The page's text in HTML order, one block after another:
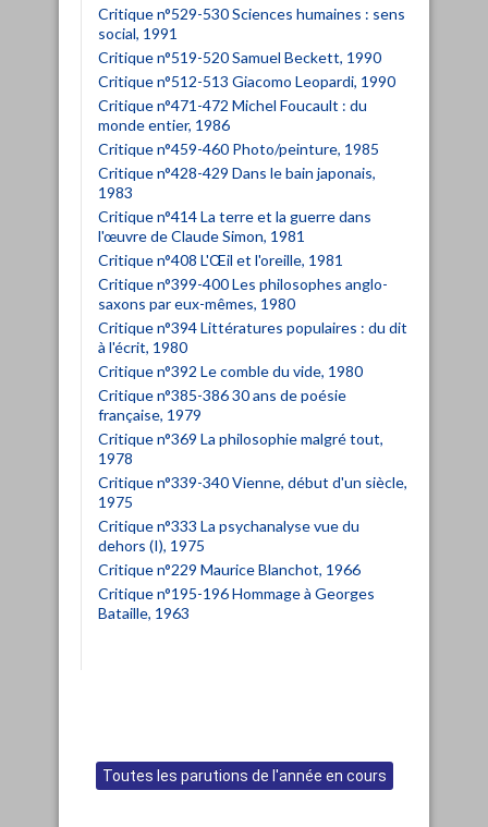
Critique n°529-530 Sciences humaines : sens
social, 1991
Critique n°519-520 Samuel Beckett, 1990
Critique n°512-513 Giacomo Leopardi, 1990
Critique n°471-472 Michel Foucault : du
monde entier, 1986
Critique n°459-460 Photo/peinture, 1985
Critique n°428-429 Dans le bain japonais,
1983
Critique n°414 La terre et la guerre dans
l'œuvre de Claude Simon, 1981
Critique n°408 L'Œil et l'oreille, 1981
Critique n°399-400 Les philosophes anglo-
saxons par eux-mêmes, 1980
Critique n°394 Littératures populaires : du dit
à l'écrit, 1980
Critique n°392 Le comble du vide, 1980
Critique n°385-386 30 ans de poésie
française, 1979
Critique n°369 La philosophie malgré tout,
1978
Critique n°339-340 Vienne, début d'un siècle,
1975
Critique n°333 La psychanalyse vue du
dehors (I), 1975
Critique n°229 Maurice Blanchot, 1966
Critique n°195-196 Hommage à Georges
Bataille, 1963
Toutes les parutions de l'année en cours